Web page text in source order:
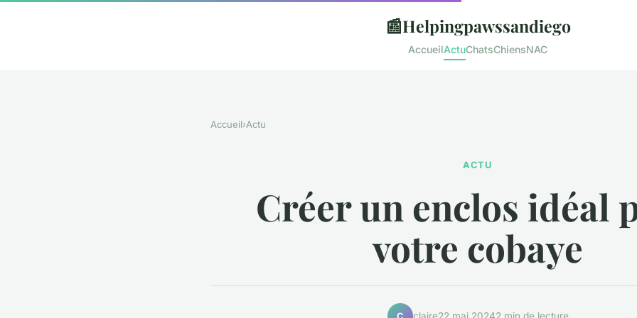
📰Helpingpawssandiego
AccueilActuChatsChiensNAC
Accueil›Actu
ACTU
Créer un enclos idéal
votre cobaye
claire22 mai 20242 min de lecture